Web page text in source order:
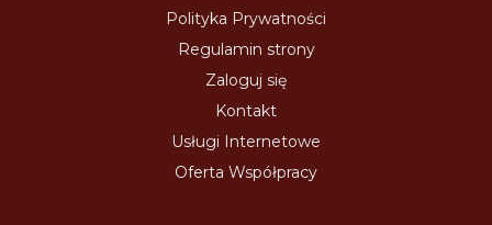
Polityka Prywatności
Regulamin strony
Zaloguj się
Kontakt
Usługi Internetowe
Oferta Współpracy